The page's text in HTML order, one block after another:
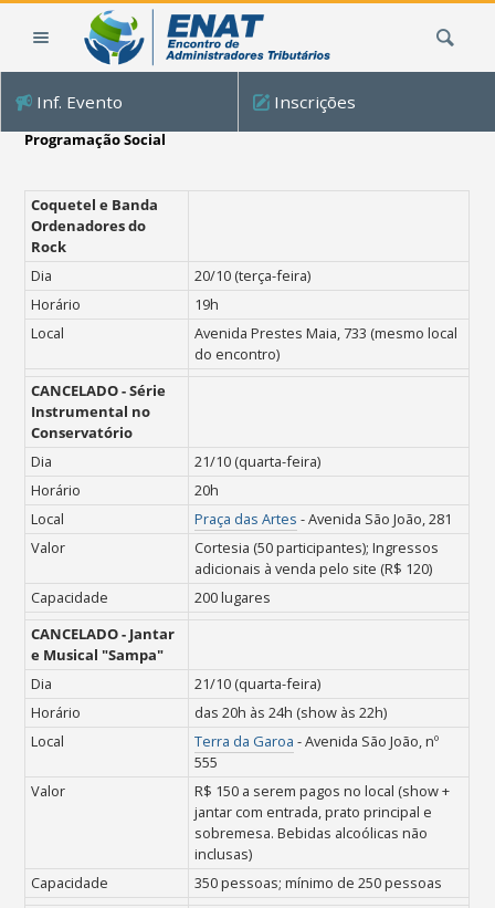
Inf. Evento Inscrições
Programação Social
Coquetel e Banda
Ordenadores do
Rock
Dia
20/10 (terça-feira)
Horário
19h
Local
Avenida Prestes Maia, 733 (mesmo local
do encontro)
CANCELADO -Série
Instrumental no
Conservatório
Dia
21/10 (quarta-feira)
Horário
20h
Local
Praça das Artes - Avenida São João, 281
Valor
Cortesia (50 participantes);Ingressos
adicionais à venda pelo site (R$ 120)
Capacidade
200 lugares
CANCELADO - Jantar
e Musical "Sampa"
Dia
21/10 (quarta-feira)
Horário
das 20h às 24h (show às 22h)
Local
Terra da Garoa -Avenida São João, nº
555
Valor
R$ 150 a serem pagos no local (show +
jantar com entrada, prato principal e
sobremesa. Bebidas alcoólicas não
inclusas)
Capacidade
350 pessoas; mínimo de 250 pessoas